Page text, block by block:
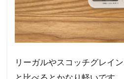
リーガルやスコッチグレイ